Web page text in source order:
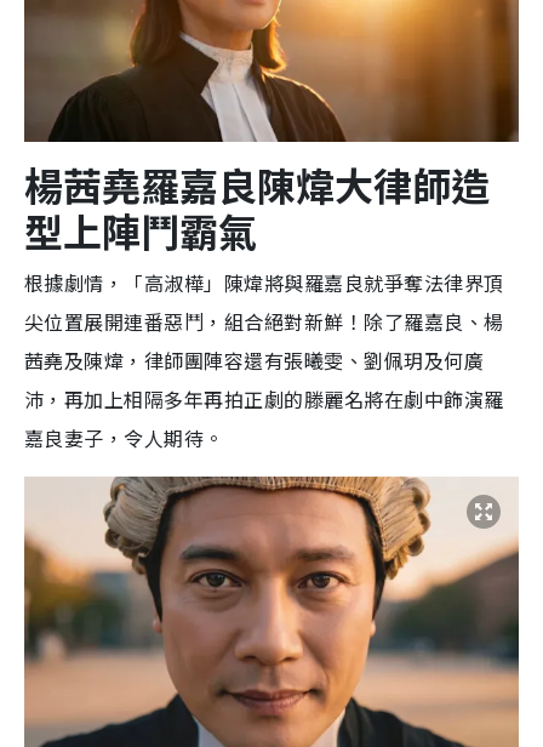
楊茜堯羅嘉良陳煒大律師造
型上陣鬥霸氣
根據劇情，「高淑樺」陳煒將與羅嘉良就爭奪法律界頂
尖位置展開連番惡鬥，組合絕對新鮮！除了羅嘉良、楊
茜堯及陳煒，律師團陣容還有張曦雯、劉佩玥及何廣
沛，再加上相隔多年再拍正劇的滕麗名將在劇中飾演羅
嘉良妻子，令人期待。